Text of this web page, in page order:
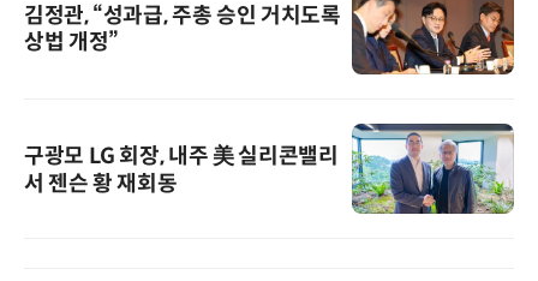
김정관, “성과급, 주총 승인 거치도록
상법 개정”
구광모 LG 회장, 내주 美 실리콘밸리
서 젠슨 황 재회동